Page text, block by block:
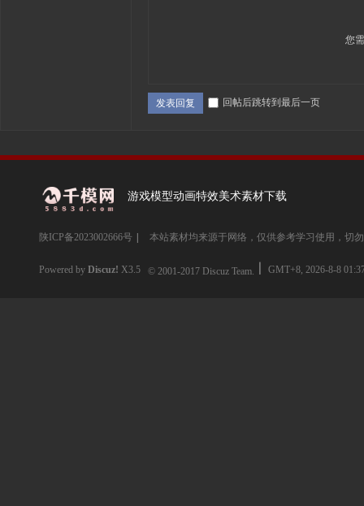
您
发表回复 回帖后跳转到最后一页
游戏模型动画特效美术素材下载
陕ICP备2023002666号 本站素材均来源于网络，仅供参考学习使用，切
Powered by Discuz! X3.5 © 2001-2017 Discuz Team. GMT+8, 2026-8-8